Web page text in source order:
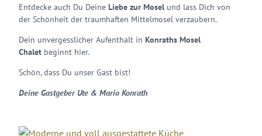
Entdecke auch Du Deine Liebe zur Mosel und lass Dich von
der Schönheit der traumhaften Mittelmosel verzaubern.
Dein unvergesslicher Aufenthalt in Konraths Mosel
Chalet beginnt hier.
Schön, dass Du unser Gast bist!
Deine Gastgeber Ute & Mario Konrath